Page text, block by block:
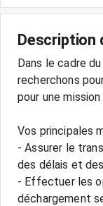
Description
Dans le cadre
recherchons
pour une
Vos principales
- Assurer le
des délais et
- Effectuer les
déchargement